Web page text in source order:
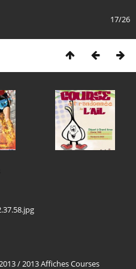
17/26
/2013 Affiches Courses